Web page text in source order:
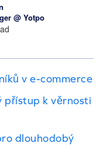
@ Yotpo
v e-commerce
přístup k věrnosti
dlouhodobý